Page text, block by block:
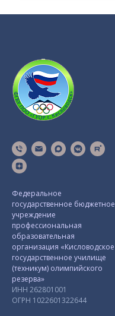
Федеральное
государственное бюджетное
учреждение
профессиональная
образовательная
организация «Кисловодское
государственное училище
(техникум) олимпийского
резерва»
ИНН 262801001
ОГРН 1022601322644